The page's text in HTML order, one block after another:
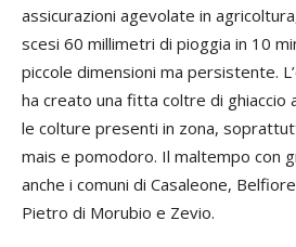
assicurazioni agevolate in
scesi 60 millimetri di pioggia in 10
piccole dimensioni ma persistente.
ha creato una fitta coltre di ghiaccio
le colture presenti in zona,
mais e pomodoro. Il maltempo con
anche i comuni di Casaleone,
Pietro di Morubio e Zevio.